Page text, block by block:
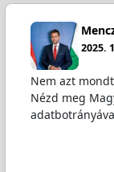
2025.
Nem azt
Nézd meg